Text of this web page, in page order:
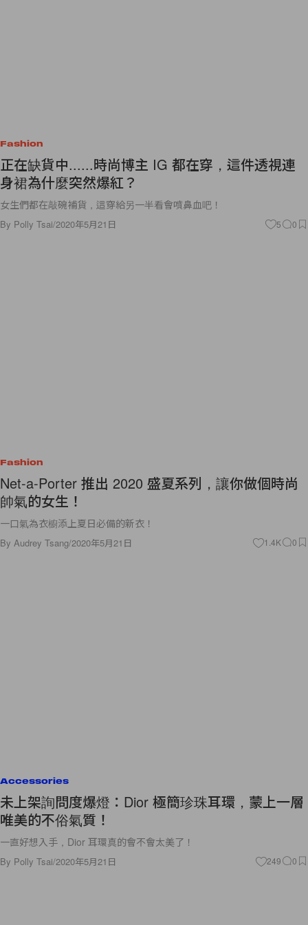
Fashion
正在缺貨中......時尚博主 IG 都在穿，這件透視連
身裙為什麼突然爆紅？
女生們都在敲碗補貨，這穿給另一半看會噴鼻血吧！
By Polly Tsai/2020年5月21日 5 0
Fashion
Net-a-Porter 推出 2020 盛夏系列，讓你做個時尚
帥氣的女生！
一口氣為衣櫥添上夏日必備的新衣！
By Audrey Tsang/2020年5月21日 1.4K 0
Accessories
未上架詢問度爆燈：Dior 極簡珍珠耳環，蒙上一層
唯美的不俗氣質！
一直好想入手，Dior 耳環真的會不會太美了！
By Polly Tsai/2020年5月21日 249 0